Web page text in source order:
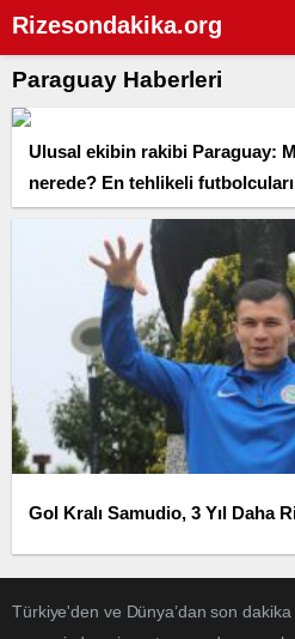
Rizesondakika.org
Paraguay Haberleri
Ulusal ekibin rakibi Paraguay:
nerede? En tehlikeli futbolcuları
Gol Kralı Samudio, 3 Yıl Daha
Türkiye'den ve Dünya’dan son dakika